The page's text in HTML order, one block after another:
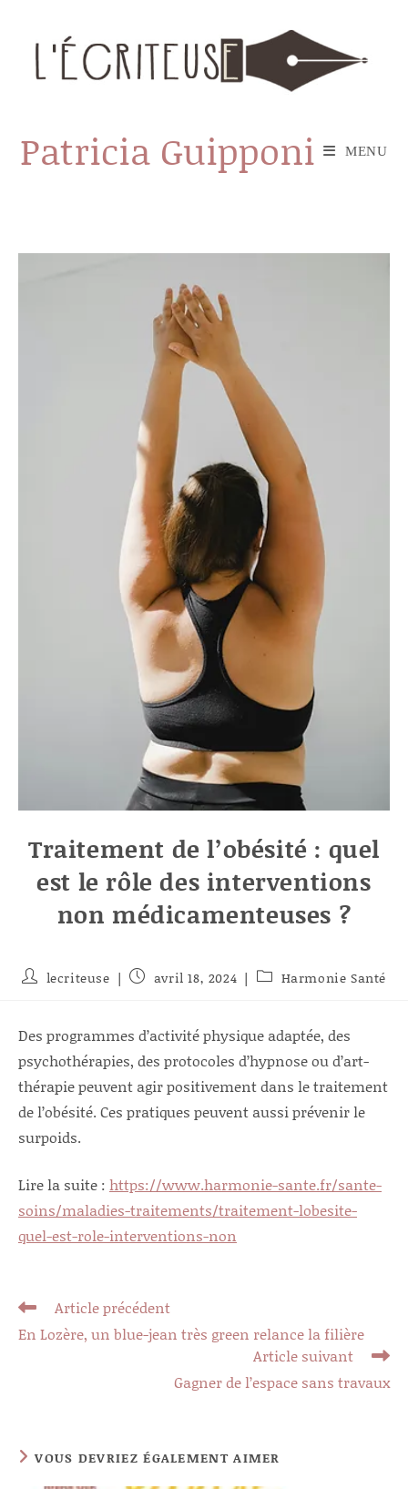
content
Patricia Guipponi MENU
Traitement de l’obésité : quel
est le rôle des interventions
non médicamenteuses ?
Auteur/autrice
publication :
lecriteuse
Publication
avril 18, 2024
PostHarmonie Santé
Des programmes d’activité physique adaptée, des
psychothérapies, des protocoles d’hypnose ou d’art-
thérapie peuvent agir positivement dans le traitement
de l’obésité. Ces pratiques peuvent aussi prévenir le
surpoids.
Lire la suite : https://www.harmonie-sante.fr/sante-
soins/maladies-traitements/traitement-lobesite-
quel-est-role-interventions-non
Read
articles
Article précédent
En Lozère, un blue-jean très green relance la filière
Article suivant
Gagner de l’espace sans travaux
VOUS DEVRIEZ ÉGALEMENT AIMER